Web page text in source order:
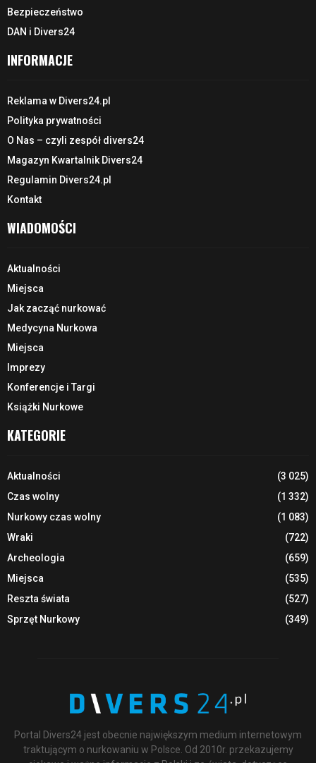
Bezpieczeństwo
DAN i Divers24
INFORMACJE
Reklama w Divers24.pl
Polityka prywatności
O Nas – czyli zespół divers24
Magazyn Kwartalnik Divers24
Regulamin Divers24.pl
Kontakt
WIADOMOŚCI
Aktualności
Miejsca
Jak zacząć nurkować
Medycyna Nurkowa
Miejsca
Imprezy
Konferencje i Targi
Książki Nurkowe
KATEGORIE
Aktualności
(3 025)
Czas wolny
(1 332)
Nurkowy czas wolny
(1 083)
Wraki
(722)
Archeologia
(659)
Miejsca
(535)
Reszta świata
(527)
Sprzęt Nurkowy
(349)
Portal Divers24 jest obecnie największym medium internetowym
traktującym o nurkowaniu w Polsce. Od 2010r. przekazujemy